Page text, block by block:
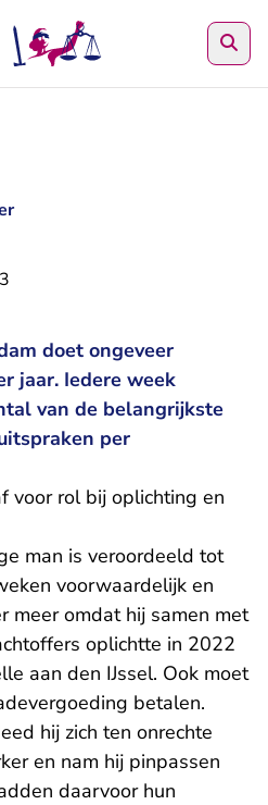
doet ongeveer
jaar. Iedere week
van de belangrijkste
per
voor rol bij oplichting en
man is veroordeeld tot
voorwaardelijk en
meer omdat hij samen met
oplichtte in 2022
aan den IJssel. Ook moet
betalen.
hij zich ten onrechte
en nam hij pinpassen
daarvoor hun